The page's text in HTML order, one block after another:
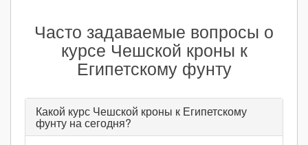
Часто задаваемые вопросы о
курсе Чешской кроны к
Египетскому фунту
Какой курс Чешской кроны к Египетскому
фунту на сегодня?